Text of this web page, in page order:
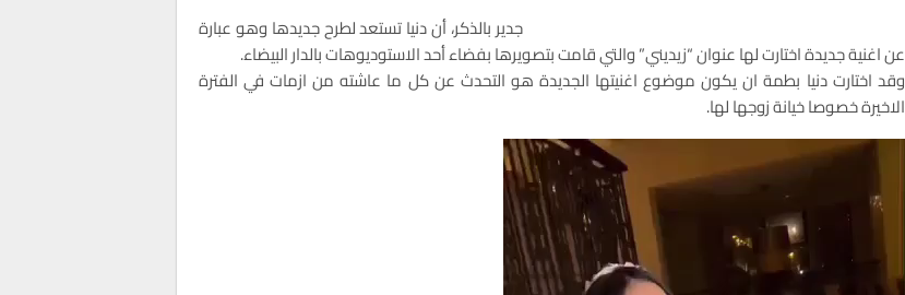
جدير بالذكر، أن دنيا تستعد لطرح جديدها وهو عبارة
عن اغنية جديدة اختارت لها عنوان “زيديني” والتي قامت بتصويرها بفضاء أحد الاستوديوهات بالدار البيضاء.
وقد اختارت دنيا بطمة ان يكون موضوع اغنيتها الجديدة هو التحدث عن كل ما عاشته من ازمات في الفترة
الاخيرة خصوصا خيانة زوجها لها.